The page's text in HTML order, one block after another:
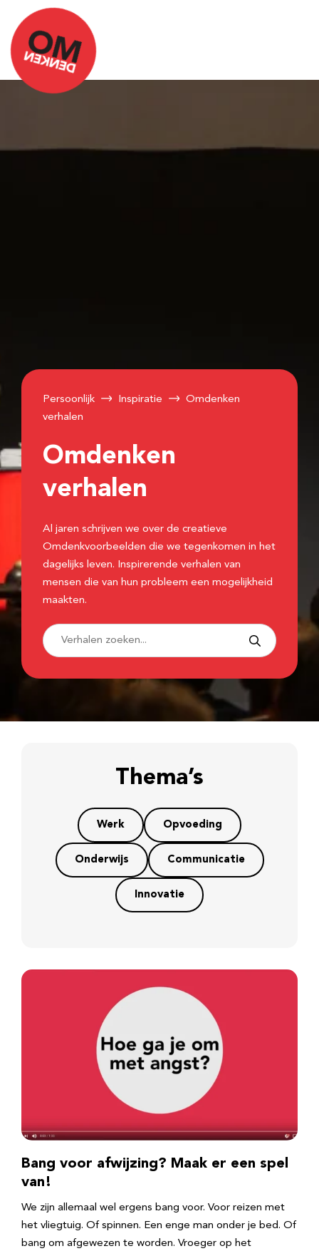
Persoonlijk Inspiratie
Omdenken
verhalen
Omdenken
verhalen
Al jaren schrijven we over de creatieve
Omdenkvoorbeelden die we tegenkomen in het
dagelijks leven. Inspirerende verhalen van
mensen die van hun probleem een mogelijkheid
maakten.
Thema’s
Werk Opvoeding
Onderwijs Communicatie
Innovatie
Bang voor afwijzing? Maak er een spel
van!
We zijn allemaal wel ergens bang voor. Voor reizen met
het vliegtuig. Of spinnen. Een enge man onder je bed. Of
bang om afgewezen te worden. Vroeger op het